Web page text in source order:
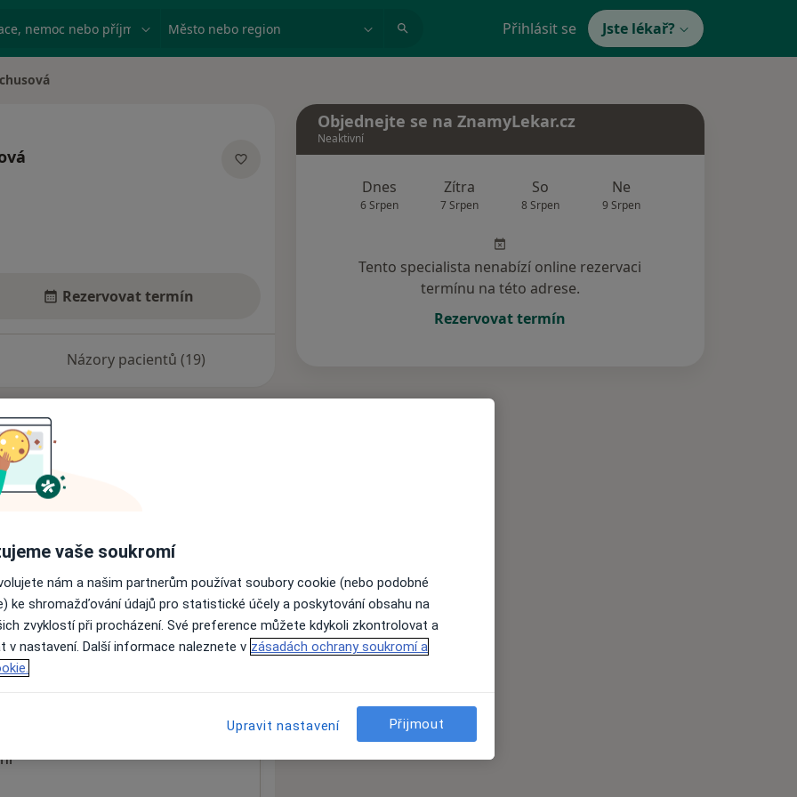
nemoc nebo příjmení Město nebo region Přihlásit se Jste lékař?
Rezervovat termín
Názory pacientů (19)
nejsou k dispozici
informace o svých službách.
Objednejte se na ZnamyLekar.cz
Neaktivní
Dnes
6 Srpen
Zítra
7 Srpen
So
8 Srpen
Ne
9 Srpen
Tento specialista nenabízí online rezervaci
termínu na této adrese.
Rezervovat termín
vaše soukromí
nám a našim partnerům používat soubory cookie (nebo podobné
ke shromažďování údajů pro statistické účely a poskytování obsahu na
zvyklostí při procházení. Své preference můžete kdykoli zkontrolovat a
v nastavení. Další informace naleznete v zásadách ochrany soukromí a
Upravit nastavení Přijmout